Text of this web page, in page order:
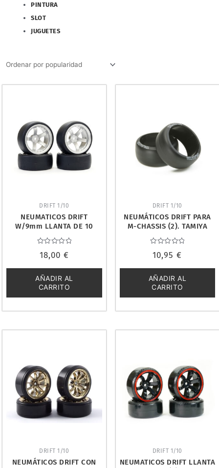
PINTURA
SLOT
JUGUETES
DRIFT 1/10
NEUMATICOS DRIFT
W/9mm LLANTA DE 10
RADIOS (4). FASTRAX
FAST1354SS-D1
con
de
5
18,00 €
AÑADIR AL
CARRITO
DRIFT 1/10
NEUMÁTICOS DRIFT PARA
M-CHASSIS (2). TAMIYA
54374
con
de
5
10,95€
AÑADIR AL
CARRITO
DRIFT 1/10
NEUMÁTICOS DRIFT CON
DRIFT 1/10
NEUMATICOS DRIFT LLANTA